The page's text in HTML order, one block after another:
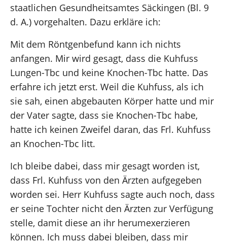
staatlichen Gesundheitsamtes Säckingen (Bl. 9
d. A.) vorgehalten. Dazu erkläre ich:
Mit dem Röntgenbefund kann ich nichts
anfangen. Mir wird gesagt, dass die Kuhfuss
Lungen-Tbc und keine Knochen-Tbc hatte. Das
erfahre ich jetzt erst. Weil die Kuhfuss, als ich
sie sah, einen abgebauten Körper hatte und mir
der Vater sagte, dass sie Knochen-Tbc habe,
hatte ich keinen Zweifel daran, das Frl. Kuhfuss
an Knochen-Tbc litt.
Ich bleibe dabei, dass mir gesagt worden ist,
dass Frl. Kuhfuss von den Ärzten aufgegeben
worden sei. Herr Kuhfuss sagte auch noch, dass
er seine Tochter nicht den Ärzten zur Verfügung
stelle, damit diese an ihr herumexerzieren
können. Ich muss dabei bleiben, dass mir